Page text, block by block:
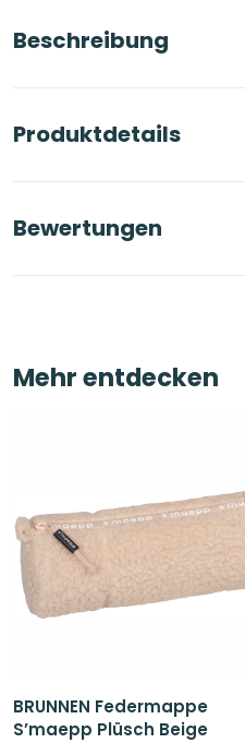
Beschreibung
Produktdetails
Bewertungen
Mehr entdecken
BRUNNEN Federmappe
S’maepp Plüsch Beige